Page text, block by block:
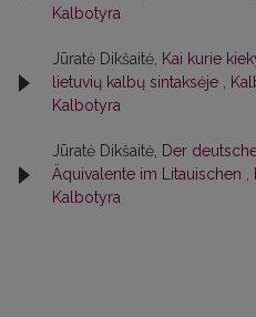
Kalbotyra
Jūratė Dikšaitė, Kai kurie
lietuvių kalbų sintaksėje
Kalbotyra
Jūratė Dikšaitė, Der
Äquivalente im Litauischen
Kalbotyra